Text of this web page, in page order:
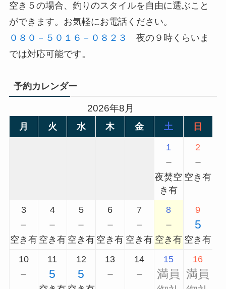
空き５の場合、釣りのスタイルを自由に選ぶこと
ができます。お気軽にお電話ください。
０８０－５０１６－０８２３
夜の９時くらいま
では対応可能です。
予約カレンダー
2026年8月
月 火 水 木 金 土 日
1
－
夜焚空
き有
2
－
空き有
3
－
空き有
4
－
空き有
5
－
空き有
6
－
空き有
7
－
空き有
8
－
空き有
9
5
空き有
10
－
11
5
12
5
13
－
14
－
15
満員
16
満員